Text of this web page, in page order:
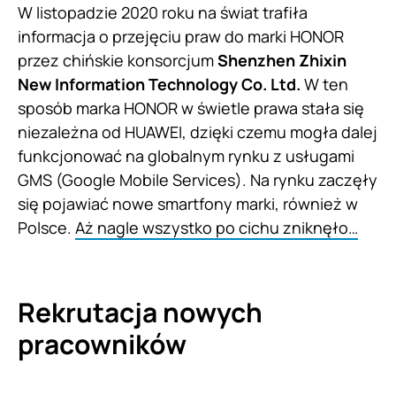
W listopadzie 2020 roku na świat trafiła
informacja o przejęciu praw do marki HONOR
przez chińskie konsorcjumShenzhen Zhixin
New Information Technology Co. Ltd. W ten
sposób marka HONOR w świetle prawa stała się
niezależna od HUAWEI, dzięki czemu mogła dalej
funkcjonować na globalnym rynku z usługami
GMS (Google Mobile Services). Na rynku zaczęły
się pojawiać nowe smartfony marki, również w
Polsce. Aż nagle wszystko po cichu zniknęło…
Rekrutacja nowych
pracowników